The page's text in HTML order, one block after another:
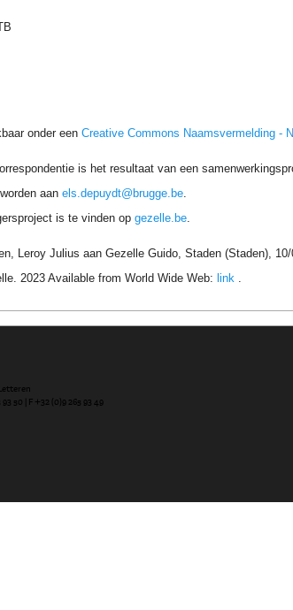
onder eenCreative Commons Naamsvermelding -
is het resultaat van een
aanels.depuydt@brugge.be.
is te vinden opgezelle.be.
Leroy Julius aan Gezelle Guido, Staden (Staden),
2023 Available from World Wide Web: link .
93 50 | F +32 (0)9 265 93 49